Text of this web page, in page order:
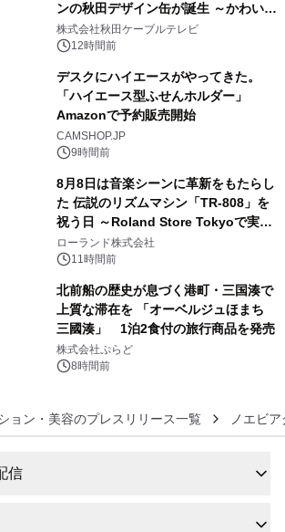
ンの秋田デザイン缶が誕生 ～かわいい
秋田犬の子犬と秋田の四季と名所を巡
るパッケージ～ 9月1日(火)秋田県内で
株式会社秋田ケーブルテレビ
12時間前
デスクにハイエースがやってきた。
「ハイエース型ふせんホルダー」
Amazonで予約販売開始
CAMSHOP.JP
9時間前
8月8日は音楽シーンに革新をもたらし
た 伝説のリズムマシン「TR-808」を
祝う日 ～Roland Store Tokyoで実機
を展示しての 記念キャンペーンを開
催 英国ラジオ「NTS」の 特別プログ
アーティストを フィーチャーしたアニ
メーションを公開～
ローランド株式会社
11時間前
北前船の歴史が息づく港町・三国湊で
上質な滞在を 「オーベルジュほまち
三國湊」 1泊2食付の旅行商品を発売
株式会社ぷらど
8時間前
ョン・美容のプレスリリース一覧 ノエビ
信